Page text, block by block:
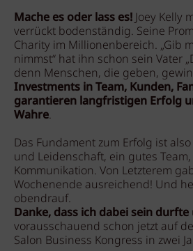
Mache es oder lass es!Joey Kelly
verrückt bodenständig. Seine
Charity im Millionenbereich. „Gib
nimmst“ hat ihn schon sein Vater
denn Menschen, die geben,
Investments in Team, Kunden,
garantieren langfristigen Erfolg
Wahre.
Das Fundament zum Erfolg ist
und Leidenschaft, ein gutes
Kommunikation. Von Letzterem
Wochenende ausreichend! Und
obendrauf.
Danke, dass ich dabei sein durfte
vorausschauend schon jetzt auf
Salon Business Kongress in zwei